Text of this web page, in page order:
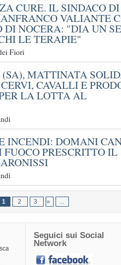
CURE. IL SINDACO DI
VALIANTE
DI NOCERA: "DIA UN
LE TERAPIE"
Fiori
MATTINATA
CAVALLI E
LA LOTTA AL
INCENDI: DOMANI
PRESCRITTO IL
1 2 3 » ...
Seguici sui Social
Network